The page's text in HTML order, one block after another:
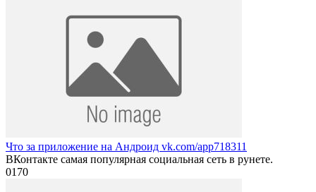
Что за приложение на Андроид vk.com/app718311
ВКонтакте самая популярная социальная сеть в рунете.
0170